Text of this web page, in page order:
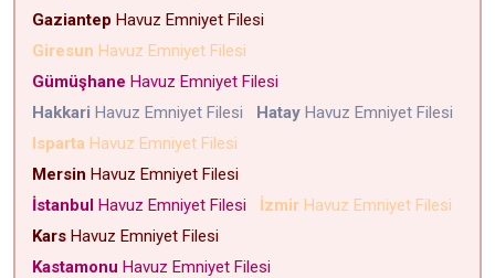
Gaziantep Havuz Emniyet Filesi
Giresun Havuz Emniyet Filesi
Gümüşhane Havuz Emniyet Filesi
Hakkari Havuz Emniyet Filesi Hatay Havuz Emniyet Filesi
Isparta Havuz Emniyet Filesi
Mersin Havuz Emniyet Filesi
İstanbul Havuz Emniyet Filesi İzmir Havuz Emniyet Filesi
Kars Havuz Emniyet Filesi
Kastamonu Havuz Emniyet Filesi